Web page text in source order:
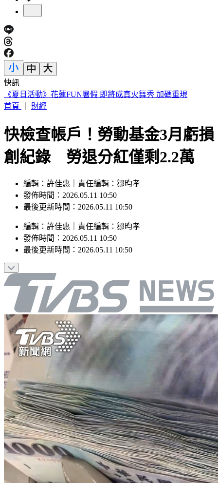
快訊
白海豚颱風發威！「10縣市豪雨特報」下到明天 2地紅色警
戒
快檢查帳戶！勞動基金3月虧損
創紀錄 勞退分紅僅剩2.2萬
編輯：許佳惠｜責任編輯：鄒昀孝
發佈時間：2026.05.11 10:50
編輯：許佳惠｜責任編輯：
發佈時間：2026.05.11 10:50